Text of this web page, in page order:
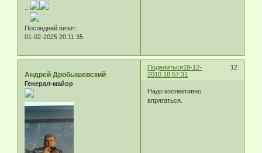
.:
Последний визит:
01-02-2025 20:11:35
Поделиться 12
18-12-
2010 18:57:31
Андрей Дробышевский
Генерал-майор
Надо коллективно
впрягаться.